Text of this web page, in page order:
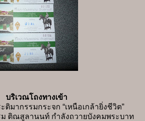
บริเวณโถงทางเข้า
ากรรมกระจก “เหนือเกล้ายิ่งชีวิต”
ม ติณสูลานนท์ กำลังถวายบังคมพระบาท